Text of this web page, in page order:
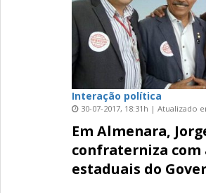
Interação política
30-07-2017, 18:31h | Atualizado
Em Almenara,
confraterniza
estaduais do